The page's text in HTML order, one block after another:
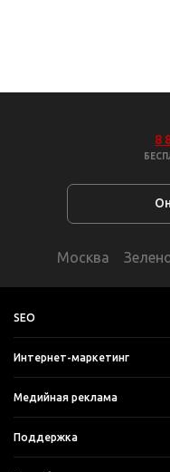
8
Москва
SEO
Интернет-маркетинг
Медийная реклама
Поддержка